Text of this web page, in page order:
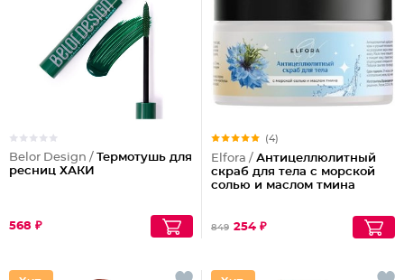
Belor Design / Термотушь для
ресниц ХАКИ
568 ₽
(4)
Elfora / Антицеллюлитный
скраб для тела с морской
солью и маслом тмина
849 254 ₽